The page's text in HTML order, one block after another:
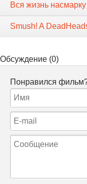
Вся жизнь насмарку
Smush! A
Обсуждение (0)
Понравился